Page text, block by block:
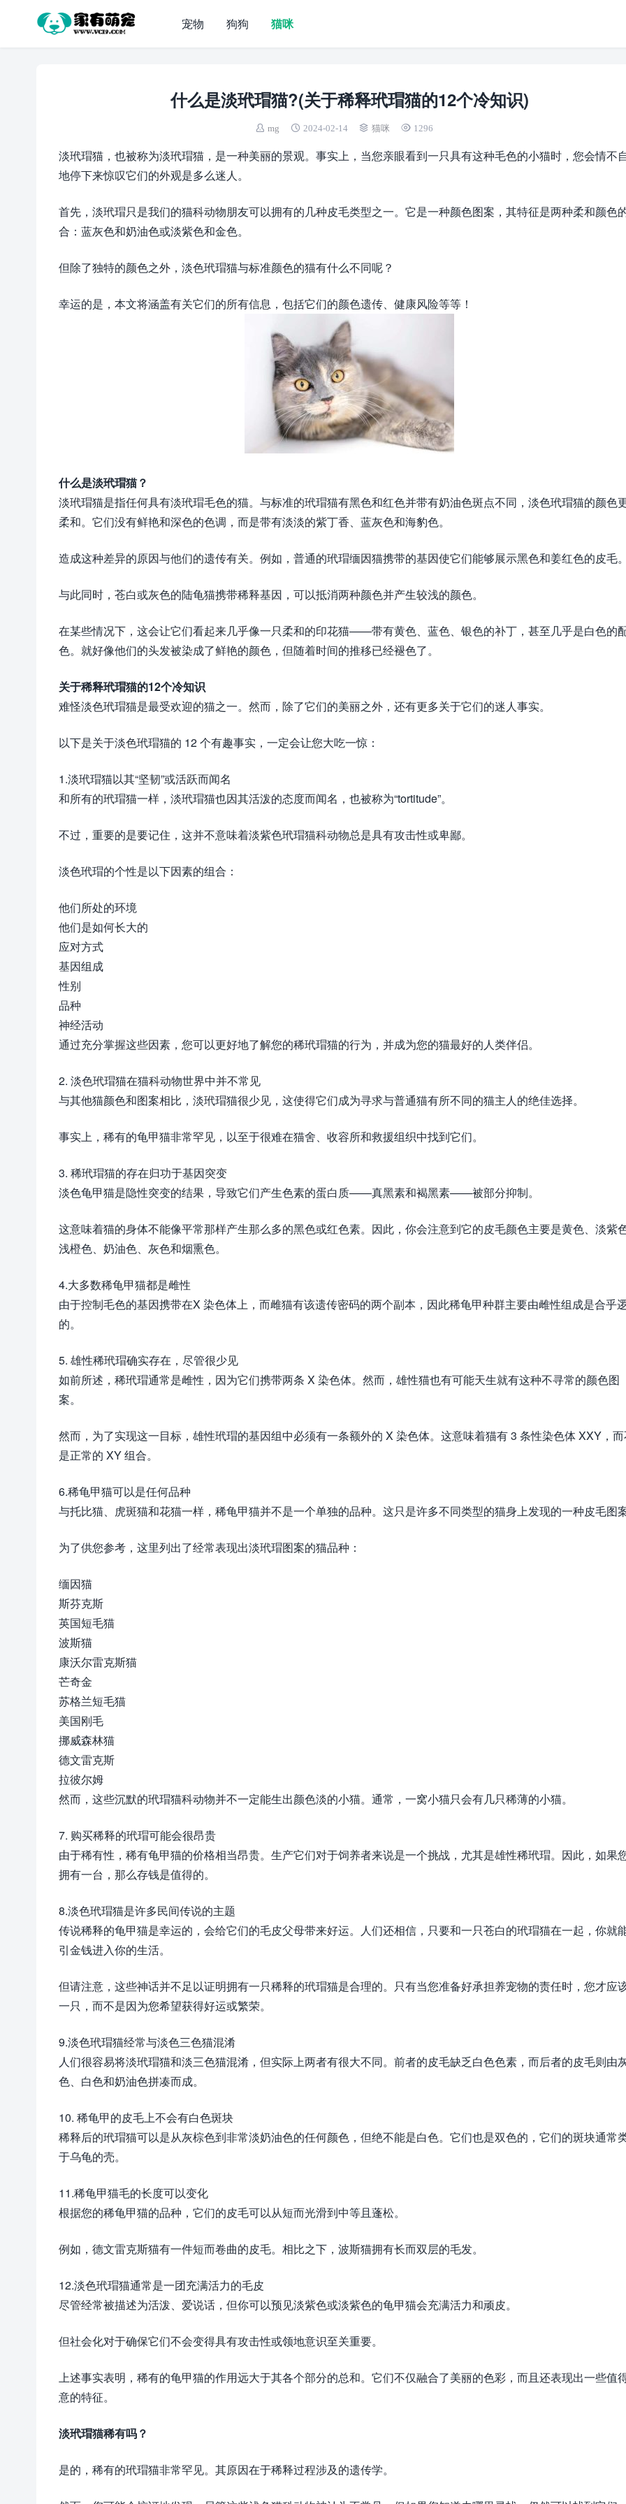
宠物 狗狗 猫咪
什么是淡玳瑁猫?(关于稀释玳瑁猫的12个冷知识)
mg 2024-02-14 猫咪 1296
淡玳瑁猫，也被称为淡玳瑁猫，是一种美丽的景观。事实上，当您亲眼看到一只具有这种毛色的小猫时，您会情不
地停下来惊叹它们的外观是多么迷人。
首先，淡玳瑁只是我们的猫科动物朋友可以拥有的几种皮毛类型之一。它是一种颜色图案，其特征是两种柔和颜色
合：蓝灰色和奶油色或淡紫色和金色。
但除了独特的颜色之外，淡色玳瑁猫与标准颜色的猫有什么不同呢？
幸运的是，本文将涵盖有关它们的所有信息，包括它们的颜色遗传、健康风险等等！
什么是淡玳瑁猫？
淡玳瑁猫是指任何具有淡玳瑁毛色的猫。与标准的玳瑁猫有黑色和红色并带有奶油色斑点不同，淡色玳瑁猫的颜色
柔和。它们没有鲜艳和深色的色调，而是带有淡淡的紫丁香、蓝灰色和海豹色。
造成这种差异的原因与他们的遗传有关。例如，普通的玳瑁缅因猫携带的基因使它们能够展示黑色和姜红色的皮毛
与此同时，苍白或灰色的陆龟猫携带稀释基因，可以抵消两种颜色并产生较浅的颜色。
在某些情况下，这会让它们看起来几乎像一只柔和的印花猫——带有黄色、蓝色、银色的补丁，甚至几乎是白色的
色。就好像他们的头发被染成了鲜艳的颜色，但随着时间的推移已经褪色了。
关于稀释玳瑁猫的12个冷知识
难怪淡色玳瑁猫是最受欢迎的猫之一。然而，除了它们的美丽之外，还有更多关于它们的迷人事实。
以下是关于淡色玳瑁猫的 12 个有趣事实，一定会让您大吃一惊：
1.淡玳瑁猫以其“坚韧”或活跃而闻名
和所有的玳瑁猫一样，淡玳瑁猫也因其活泼的态度而闻名，也被称为“tortitude”。
不过，重要的是要记住，这并不意味着淡紫色玳瑁猫科动物总是具有攻击性或卑鄙。
淡色玳瑁的个性是以下因素的组合：
他们所处的环境
他们是如何长大的
应对方式
基因组成
性别
品种
神经活动
通过充分掌握这些因素，您可以更好地了解您的稀玳瑁猫的行为，并成为您的猫最好的人类伴侣。
2. 淡色玳瑁猫在猫科动物世界中并不常见
与其他猫颜色和图案相比，淡玳瑁猫很少见，这使得它们成为寻求与普通猫有所不同的猫主人的绝佳选择。
事实上，稀有的龟甲猫非常罕见，以至于很难在猫舍、收容所和救援组织中找到它们。
3. 稀玳瑁猫的存在归功于基因突变
淡色龟甲猫是隐性突变的结果，导致它们产生色素的蛋白质——真黑素和褐黑素——被部分抑制。
这意味着猫的身体不能像平常那样产生那么多的黑色或红色素。因此，你会注意到它的皮毛颜色主要是黄色、淡紫
浅橙色、奶油色、灰色和烟熏色。
4.大多数稀龟甲猫都是雌性
由于控制毛色的基因携带在X 染色体上，而雌猫有该遗传密码的两个副本，因此稀龟甲种群主要由雌性组成是合乎
的。
5. 雄性稀玳瑁确实存在，尽管很少见
如前所述，稀玳瑁通常是雌性，因为它们携带两条 X 染色体。然而，雄性猫也有可能天生就有这种不寻常的颜色图
案。
然而，为了实现这一目标，雄性玳瑁的基因组中必须有一条额外的 X 染色体。这意味着猫有 3 条性染色体 XXY，
是正常的 XY 组合。
6.稀龟甲猫可以是任何品种
与托比猫、虎斑猫和花猫一样，稀龟甲猫并不是一个单独的品种。这只是许多不同类型的猫身上发现的一种皮毛图
为了供您参考，这里列出了经常表现出淡玳瑁图案的猫品种：
缅因猫
斯芬克斯
英国短毛猫
波斯猫
康沃尔雷克斯猫
芒奇金
苏格兰短毛猫
美国刚毛
挪威森林猫
德文雷克斯
拉彼尔姆
然而，这些沉默的玳瑁猫科动物并不一定能生出颜色淡的小猫。通常，一窝小猫只会有几只稀薄的小猫。
7. 购买稀释的玳瑁可能会很昂贵
由于稀有性，稀有龟甲猫的价格相当昂贵。生产它们对于饲养者来说是一个挑战，尤其是雄性稀玳瑁。因此，如果
拥有一台，那么存钱是值得的。
8.淡色玳瑁猫是许多民间传说的主题
传说稀释的龟甲猫是幸运的，会给它们的毛皮父母带来好运。人们还相信，只要和一只苍白的玳瑁猫在一起，你就
引金钱进入你的生活。
但请注意，这些神话并不足以证明拥有一只稀释的玳瑁猫是合理的。只有当您准备好承担养宠物的责任时，您才应
一只，而不是因为您希望获得好运或繁荣。
9.淡色玳瑁猫经常与淡色三色猫混淆
人们很容易将淡玳瑁猫和淡三色猫混淆，但实际上两者有很大不同。前者的皮毛缺乏白色色素，而后者的皮毛则由
色、白色和奶油色拼凑而成。
10. 稀龟甲的皮毛上不会有白色斑块
稀释后的玳瑁猫可以是从灰棕色到非常淡奶油色的任何颜色，但绝不能是白色。它们也是双色的，它们的斑块通常
于乌龟的壳。
11.稀龟甲猫毛的长度可以变化
根据您的稀龟甲猫的品种，它们的皮毛可以从短而光滑到中等且蓬松。
例如，德文雷克斯猫有一件短而卷曲的皮毛。相比之下，波斯猫拥有长而双层的毛发。
12.淡色玳瑁猫通常是一团充满活力的毛皮
尽管经常被描述为活泼、爱说话，但你可以预见淡紫色或淡紫色的龟甲猫会充满活力和顽皮。
但社会化对于确保它们不会变得具有攻击性或领地意识至关重要。
上述事实表明，稀有的龟甲猫的作用远大于其各个部分的总和。它们不仅融合了美丽的色彩，而且还表现出一些值
意的特征。
淡玳瑁猫稀有吗？
是的，稀有的玳瑁猫非常罕见。其原因在于稀释过程涉及的遗传学。